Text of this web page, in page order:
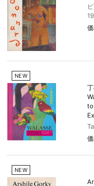
NEW
NEW